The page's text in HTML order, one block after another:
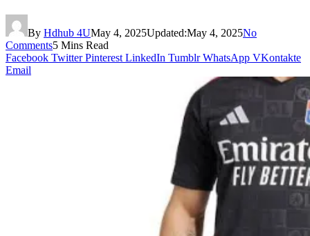
By Hdhub 4UMay 4, 2025Updated:May 4, 2025No
Comments5 Mins Read
Facebook Twitter Pinterest LinkedIn Tumblr WhatsApp VKontakte
Email